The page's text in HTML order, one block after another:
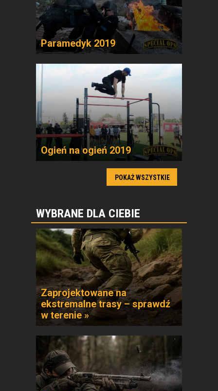
Paramedyk 2019
Ogień na ogień 2019
POKAŻ WSZYSTKIE
WYBRANE DLA CIEBIE
Zaprojektowane na
ekstremalne trasy – sprawdź
w terenie »